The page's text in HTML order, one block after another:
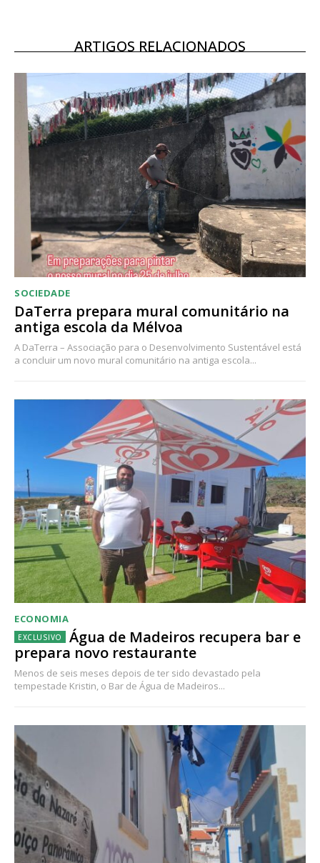
assinantes
Escolha o plano
ARTIGOS RELACIONADOS
SOCIEDADE
DaTerra prepara mural comunitário na
antiga escola da Mélvoa
A DaTerra – Associação para o Desenvolvimento Sustentável está
a concluir um novo mural comunitário na antiga escola...
ECONOMIA
Água de Madeiros recupera bar e
prepara novo restaurante
Menos de seis meses depois de ter sido devastado pela
tempestade Kristin, o Bar de Água de Madeiros...